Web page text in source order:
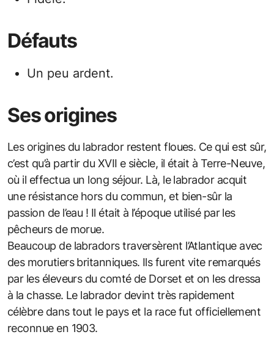
Défauts
Un peu ardent.
Ses origines
Les origines du labrador restent floues. Ce qui est sûr,
c’est qu’à partir du XVII e siècle, il était à Terre-Neuve,
où il effectua un long séjour. Là, le labrador acquit
une résistance hors du commun, et bien-sûr la
passion de l’eau ! Il était à l’époque utilisé par les
pêcheurs de morue.
Beaucoup de labradors traversèrent l’Atlantique avec
des morutiers britanniques. Ils furent vite remarqués
par les éleveurs du comté de Dorset et on les dressa
à la chasse. Le labrador devint très rapidement
célèbre dans tout le pays et la race fut officiellement
reconnue en 1903.